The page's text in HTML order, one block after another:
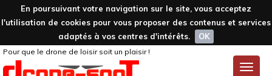
En poursuivant votre navigation sur le site, vous acceptez
l'utilisation de cookies pour vous proposer des contenus et services
adaptés à vos centres d'intérêts.
OK
Toggle
Pour que le drone de loisir soit un plaisir !